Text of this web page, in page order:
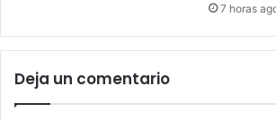
7 horas
Deja un comentario